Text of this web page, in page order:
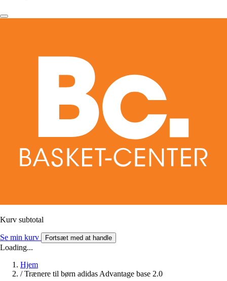
Kurv subtotal
Se min kurv Fortsæt med at handle
Loading...
Hjem
/ Trænere til børn adidas Advantage base 2.0